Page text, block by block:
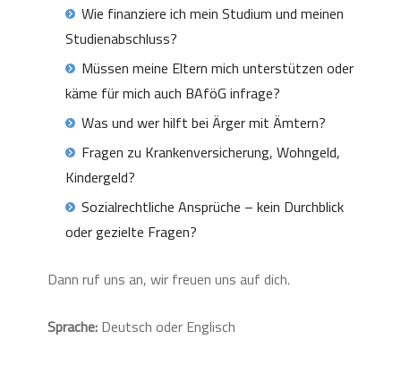
Wie finanziere ich mein Studium und meinen
Studienabschluss?
Müssen meine Eltern mich unterstützen oder
käme für mich auch BAföG infrage?
Was und wer hilft bei Ärger mit Ämtern?
Fragen zu Krankenversicherung, Wohngeld,
Kindergeld?
Sozialrechtliche Ansprüche – kein Durchblick
oder gezielte Fragen?
Dann ruf uns an, wir freuen uns auf dich.
Sprache:Deutsch oder Englisch